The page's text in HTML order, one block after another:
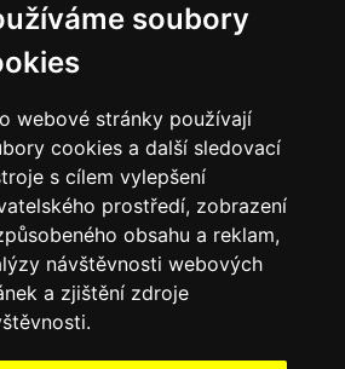
soubory
webové stránky používají
cookies a další sledovací
s cílem vylepšení
prostředí, zobrazení
obsahu a reklam,
návštěvnosti webových
a zjištění zdroje
bude naše prodejna zavřena a